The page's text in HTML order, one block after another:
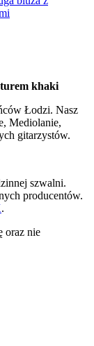
khaki
Łodzi. Nasz
Mediolanie,
gitarzystów.
szwalni.
producentów.
.
oraz nie